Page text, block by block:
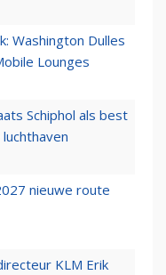
Washington Dulles
Lounges
Schiphol als best
nieuwe route
KLM Erik